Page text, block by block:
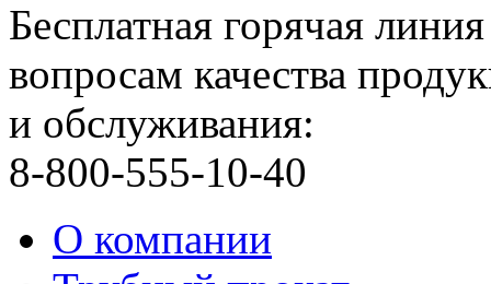
Бесплатная горячая
вопросам качества
и обслуживания:
8-800-555-10-40
О компании